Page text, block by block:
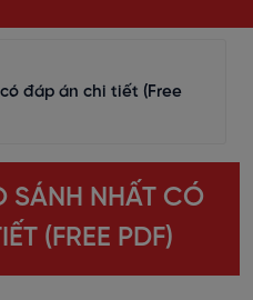
đáp án chi tiết (Free
SÁNH NHẤT CÓ
(FREE PDF)